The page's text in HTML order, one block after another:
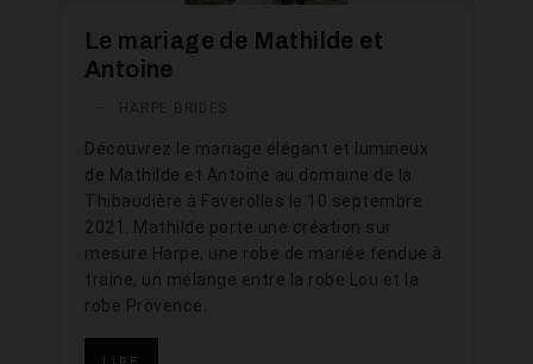
Le mariage de Mathilde et
Antoine
Découvrez le mariage élégant et lumineux
de Mathilde et Antoine au domaine de la
Thibaudière à Faverolles le 10 septembre
2021. Mathilde porte une création sur
mesure Harpe, une robe de mariée fendue à
traine, un mélange entre la robe Lou et la
robe Provence.